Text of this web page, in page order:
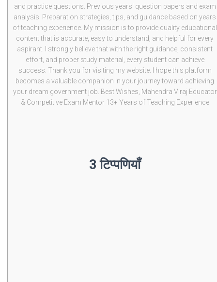
and practice questions. Previous years' question papers and exam
analysis. Preparation strategies, tips, and guidance based on years
of teaching experience. My mission is to provide quality educational
content that is accurate, easy to understand, and helpful for every
aspirant. I strongly believe that with the right guidance, consistent
effort, and proper study material, every student can achieve
success. Thank you for visiting my website. I hope this platform
becomes a valuable companion in your journey toward achieving
your dream government job. Best Wishes, Mahendra Viraj Educator
& Competitive Exam Mentor 13+ Years of Teaching Experience
3 टिप्पणियाँ